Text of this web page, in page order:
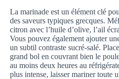
La marinade est un élément clé
des saveurs typiques grecques.
citron avec l’huile d’olive, l’ail
Vous pouvez également ajouter
un subtil contraste sucré-salé.
grand bol en couvrant bien le
au moins deux heures au
plus intense, laisser mariner toute